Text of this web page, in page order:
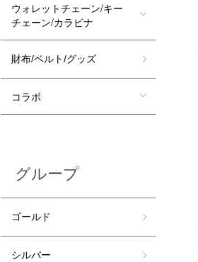
ウォレットチェーン/キー
チェーン/カラビナ
財布/ベルト/グッズ
コラボ
グループ
ゴールド
シルバー